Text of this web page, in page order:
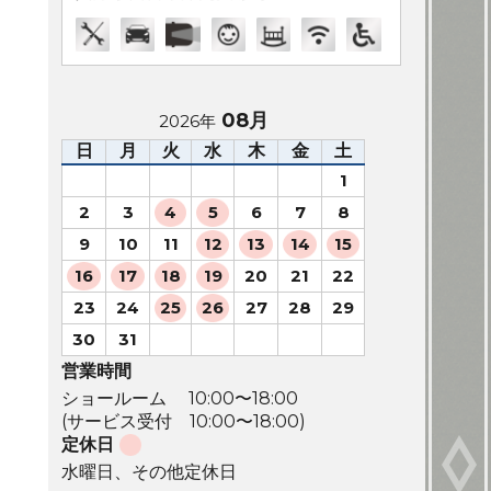
2026年 08月
日 月 火 水 木 金 土
1
2
3 4 5 6 7
8
9
10 11 12 13 14
15
16
17 18 19 20 21
22
23
24 25 26 27 28
29
30
31
営業時間
ショールーム 10:00〜18:00
(サービス受付 10:00〜18:00)
定休日
水曜日、その他定休日